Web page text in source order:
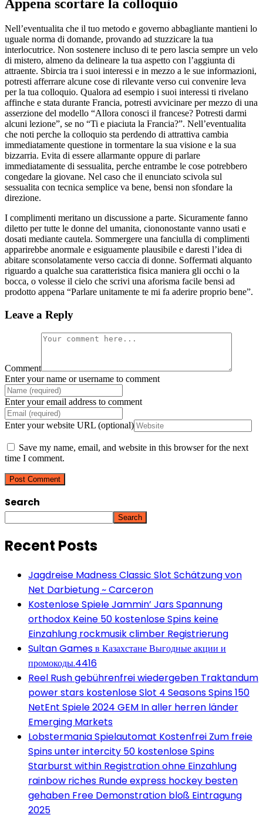
Appena scortare la colloquio
Nell’eventualita che il tuo metodo e governo abbagliante mantieni lo
uguale norma di domande, provando ad stuzzicare la tua
interlocutrice. Non sostenere incluso di te pero lascia sempre un velo
di mistero, almeno da delineare la tua aspetto con l’aggiunta di
attraente. Sbircia tra i suoi interessi e in mezzo a le sue informazioni,
potresti afferrare alcune cose di rilevante verso cui convenire leva
per la tua colloquio. Qualora ad esempio i suoi interessi ti rivelano
affinche e stata durante Francia, potresti avvicinare per mezzo di una
asserzione del modello “Allora conosci il francese? Potresti darmi
alcuni lezione”, se no “Ti e piaciuta la Francia?”. Nell’eventualita
che noti perche la colloquio sta perdendo di attrattiva cambia
immediatamente questione in tormentare la sua visione e la sua
bizzarria. Evita di essere allarmante oppure di parlare
immediatamente di sessualita, perche entrambe le cose potrebbero
congedare la giovane. Nel caso che il enunciato scivola sul
sessualita con tecnica semplice va bene, bensi non sfondare la
direzione.
I complimenti meritano un discussione a parte. Sicuramente fanno
diletto per tutte le donne del umanita, ciononostante vanno usati e
dosati mediante cautela. Sommergere una fanciulla di complimenti
apparirebbe anormale e esiguamente plausibile e daresti l’idea di
abitare sconsolatamente verso caccia di donne. Soffermati alquanto
riguardo a qualche sua caratteristica fisica maniera gli occhi o la
bocca, o volesse il cielo che scrivi una aforisma facile bensi ad
prodotto appena “Parlare unitamente te mi fa aderire proprio bene”.
Leave a Reply
Comment
Enter your name or username to comment
Enter your email address to comment
Enter your website URL (optional)
Save my name, email, and website in this browser for the next
time I comment.
Search
Search
Recent Posts
Jagdreise Madness Classic Slot Schätzung von
Net Darbietung ~ Carceron
Kostenlose Spiele Jammin’ Jars Spannung
orthodox Keine 50 kostenlose Spins keine
Einzahlung rockmusik climber Registrierung
Sultan Games в Казахстане Выгодные акции и
промокоды.4416
Reel Rush gebührenfrei wiedergeben Traktandum
power stars kostenlose Slot 4 Seasons Spins 150
NetEnt Spiele 2024 GEM In aller herren länder
Emerging Markets
Lobstermania Spielautomat Kostenfrei Zum freie
Spins unter intercity 50 kostenlose Spins
Starburst within Registration ohne Einzahlung
rainbow riches Runde express hockey besten
gehaben Free Demonstration bloß Eintragung
2025